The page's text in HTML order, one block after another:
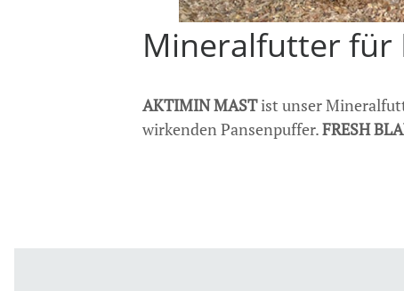
Mineralfutter für
AKTIMIN MASTist unser
wirkenden Pansenpuffer.FRESH